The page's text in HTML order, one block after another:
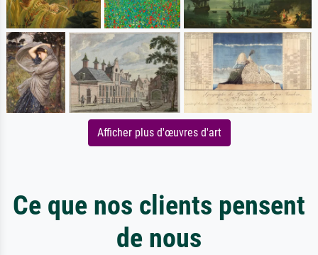
Afficher plus d'œuvres d'art
Ce que nos clients pensent
de nous